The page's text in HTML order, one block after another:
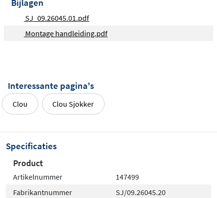
Bijlagen
SJ_09.26045.01.pdf
Montage handleiding.pdf
Interessante pagina's
Clou Clou Sjokker
Specificaties
Product
Artikelnummer
147499
Fabrikantnummer
SJ/09.26045.20